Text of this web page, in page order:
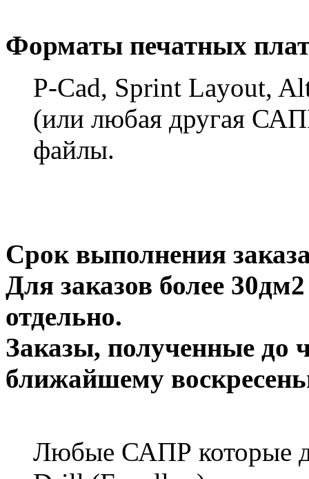
Форматы печатных
P-Cad, Sprint Layout,
(или любая другая
файлы.
Срок выполнения
Для заказов более
отдельно.
Заказы, полученные до
ближайшему
Любые САПР которые